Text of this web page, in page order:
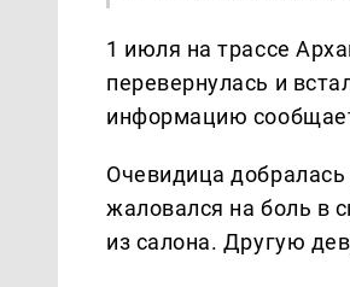
1 июля на трассе
перевернулась и
информацию
Очевидица
жаловался на боль в
из салона. Другую